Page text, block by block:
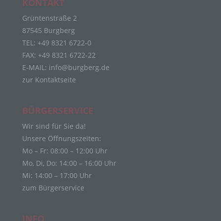
Grüntenstraße 2
87545 Burgberg
TEL: +49 8321 6722-0
FAX: +49 8321 6722-22
E-MAIL: info@burgberg.de
zur Kontaktseite
BÜRGERSERVICE
Wir sind für Sie da!
Unsere Öffnungszeiten:
Mo – Fr: 08:00 – 12:00 Uhr
Mo, Di, Do: 14:00 – 16:00 Uhr
Mi: 14:00 – 17:00 Uhr
zum Bürgerservice
natürliche Person (im Folgenden „betroffene
Person") beziehen. Als identifizierbar wird eine
natürliche Person angesehen, die direkt oder
Kennung wie einem Namen, zu einer
Kennnummer, zu Standortdaten, zu einer Online-
Kennung oder zu einem oder mehreren
psychischen, wirtschaftlichen, kulturellen oder
identifiziert werden kann.
b) betroffene Person
Betroffene Person ist jede identifizierte oder
identifizierbare natürliche Person, deren
Verarbeitung Verantwortlichen verarbeitet werden.